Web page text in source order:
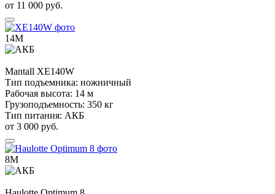
от 11 000 руб.
14М
Mantall XE140W
Тип подъемника: ножничный
Рабочая высота: 14 м
Грузоподъемность: 350 кг
Тип питания: АКБ
от 3 000 руб.
8М